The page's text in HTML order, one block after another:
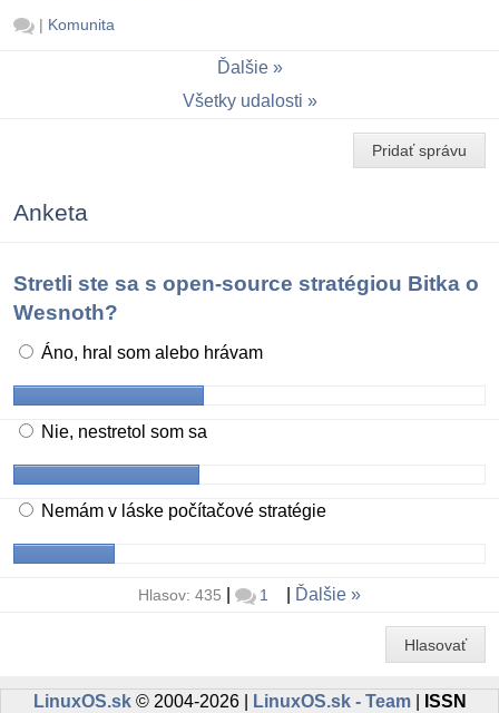
| Komunita
Ďalšie
Všetky udalosti
Pridať správu
Anketa
Stretli ste sa s open-source stratégiou Bitka o
Wesnoth?
Áno, hral som alebo hrávam
Nie, nestretol som sa
Nemám v láske počítačové stratégie
Hlasov: 435 1 Ďalšie
Hlasovať
LinuxOS.sk© 2004-2026 | LinuxOS.sk - Team| ISSN